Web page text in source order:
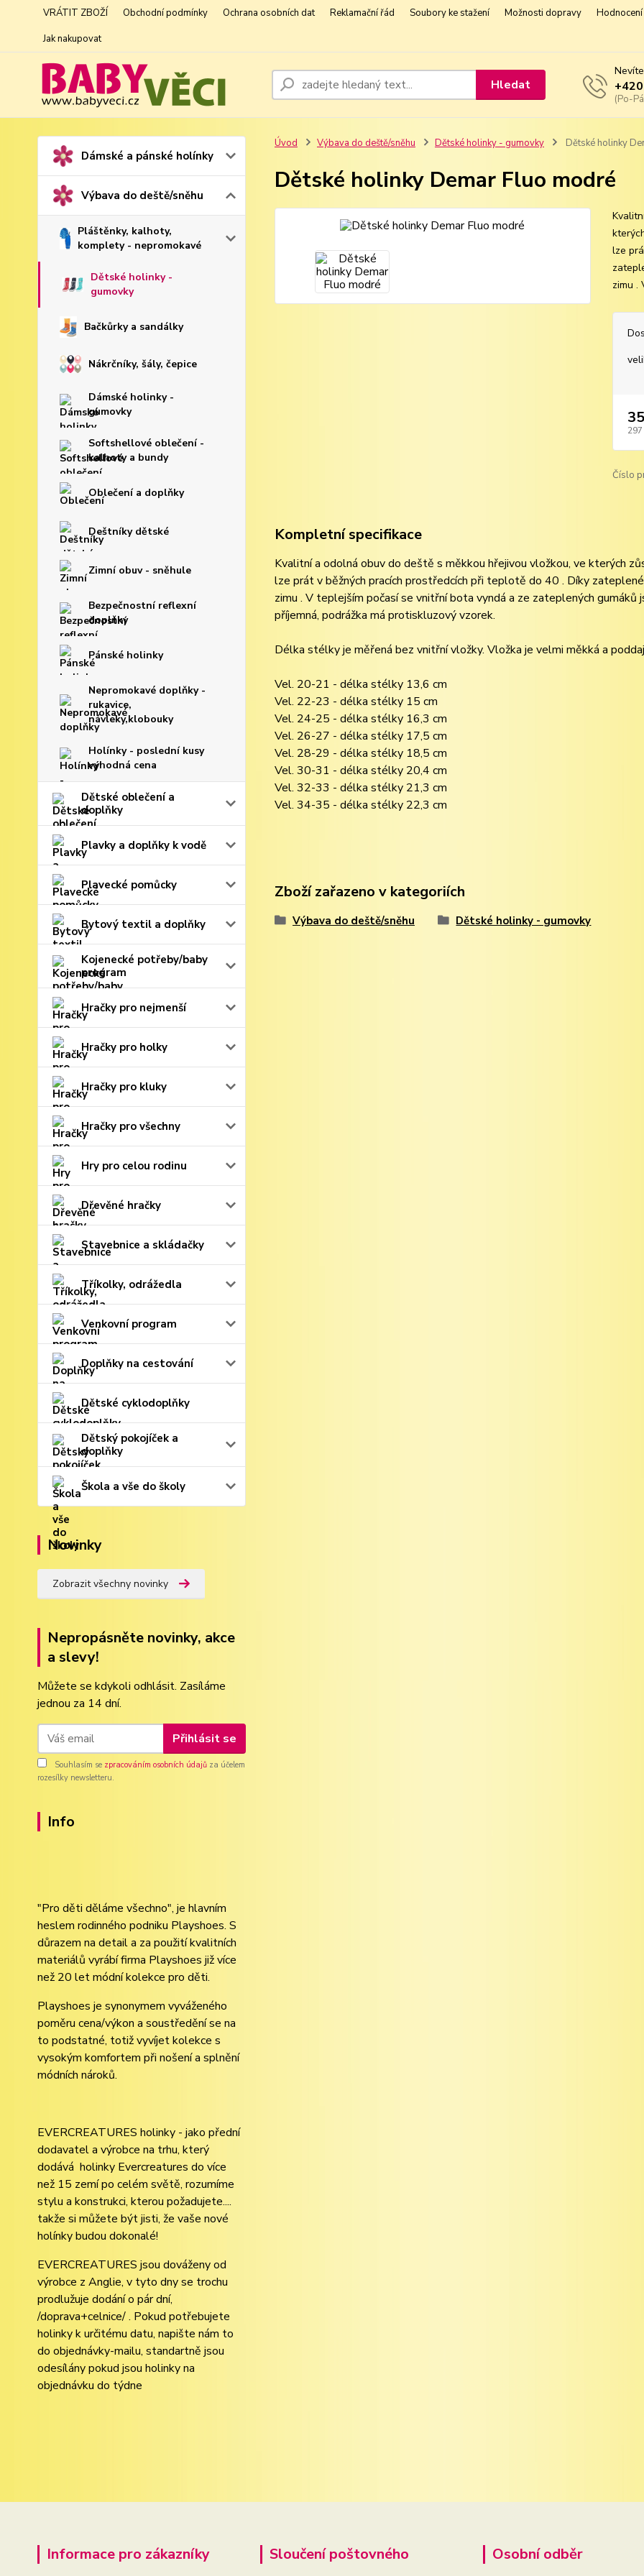
VRÁTIT ZBOŽÍ Obchodní podmínky Ochrana osobních dat Reklamační řád Soubory ke stažení Možnosti dopravy
Jak nakupovat
Hledat
(Po-
Dámské a pánské holínky
Výbava do deště/sněhu
Pláštěnky, kalhoty,
komplety - nepromokavé
Dětské holinky -
gumovky
Bačkůrky a sandálky
Nákrčníky, šály, čepice
Dámské holinky -
gumovky
Softshellové oblečení -
kalhoty a bundy
Oblečení a doplňky
Deštníky dětské
Zimní obuv - sněhule
Bezpečnostní reflexní
doplňky
Pánské holinky
Nepromokavé doplňky -
rukavice,
návleky,klobouky
Holínky - poslední kusy
výhodná cena
Dětské oblečení a
doplňky
Plavky a doplňky k vodě
Plavecké pomůcky
Bytový textil a doplňky
Kojenecké potřeby/baby
program
Hračky pro nejmenší
Hračky pro holky
Hračky pro kluky
Hračky pro všechny
Hry pro celou rodinu
Dřevěné hračky
Stavebnice a skládačky
Tříkolky, odrážedla
Venkovní program
Doplňky na cestování
Dětské cyklodoplňky
Dětský pokojíček a
doplňky
Škola a vše do školy
Novinky
Zobrazit všechny novinky
Nepropásněte novinky, akce
a slevy!
Můžete se kdykoli odhlásit. Zasíláme
jednou za 14 dní.
Přihlásit se
Souhlasím se zpracováním osobních údajů za účelem
rozesílky newsletteru.
Info
"Pro děti děláme všechno", je hlavním
heslem rodinného podniku Playshoes. S
důrazem na detail a za použití kvalitních
materiálů vyrábí firma Playshoes již více
než 20 let módní kolekce pro děti.
Playshoes je synonymem vyváženého
poměru cena/výkon a soustředění se na
to podstatné, totiž vyvíjet kolekce s
vysokým komfortem při nošení a splnění
módních nároků.
EVERCREATURES holinky - jako přední
dodavatel a výrobce na trhu, který
dodává holinky Evercreatures do více
než 15 zemí po celém světě, rozumíme
stylu a konstrukci, kterou požadujete....
takže si můžete být jisti, že vaše nové
holínky budou dokonalé!
EVERCREATURES jsou dováženy od
výrobce z Anglie, v tyto dny se trochu
prodlužuje dodání o pár dní,
/doprava+celnice/ . Pokud potřebujete
holinky k určitému datu, napište nám to
do objednávky-mailu, standartně jsou
odesílány pokud jsou holinky na
objednávku do týdne
Úvod Výbava do deště/sněhu Dětské holinky - gumovky Dětské holinky
Dětské holinky Demar Fluo modré
lze
zimu .
297
Číslo
Kompletní specifikace
Kvalitní a odolná obuv do deště s měkkou hřejivou vložkou, ve kterých
lze prát v běžných pracích prostředcích při teplotě do 40 . Díky
zimu . V teplejším počasí se vnitřní bota vyndá a ze zateplených
příjemná, podrážka má protiskluzový vzorek.
Délka stélky je měřená bez vnitřní vložky. Vložka je velmi měkká a
Vel. 20-21 - délka stélky 13,6 cm
Vel. 22-23 - délka stélky 15 cm
Vel. 24-25 - délka stélky 16,3 cm
Vel. 26-27 - délka stélky 17,5 cm
Vel. 28-29 - délka stélky 18,5 cm
Vel. 30-31 - délka stélky 20,4 cm
Vel. 32-33 - délka stélky 21,3 cm
Vel. 34-35 - délka stélky 22,3 cm
Zboží zařazeno v kategoriích
Výbava do deště/sněhu Dětské holinky - gumovky
Informace pro zákazníky Sloučení poštovného Osobní odběr